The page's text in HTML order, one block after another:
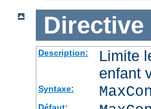
Directive
Description:
Limite
enfant
Syntaxe: